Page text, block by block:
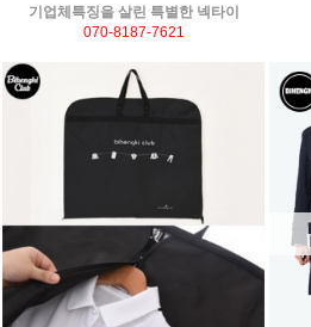
기업체특징을 살린 특별한 넥타이
070-8187-7621